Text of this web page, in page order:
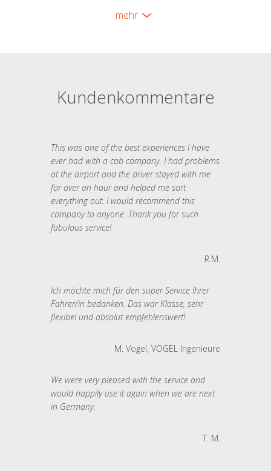
mehr
Kundenkommentare
This was one of the best experiences I have
ever had with a cab company. I had problems
at the airport and the driver stayed with me
for over an hour and helped me sort
everything out. I would recommend this
company to anyone. Thank you for such
fabulous service!
R.M.
Ich möchte mich für den super Service Ihrer
Fahrer/in bedanken. Das war Klasse, sehr
flexibel und absolut empfehlenswert!
M. Vogel, VOGEL Ingenieure
We were very pleased with the service and
would happily use it again when we are next
in Germany.
T. M.